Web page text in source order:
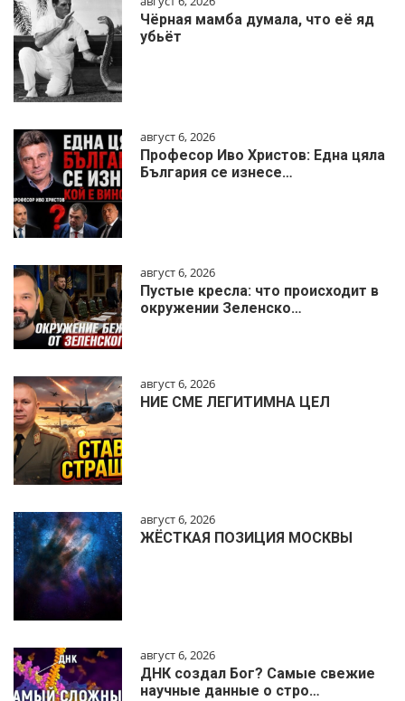
Чёрная мамба думала, что её яд
убьёт
август 6, 2026
Професор Иво Христов: Една цяла
България се изнесе…
август 6, 2026
Пустые кресла: что происходит в
окружении Зеленско…
август 6, 2026
НИЕ СМЕ ЛЕГИТИМНА ЦЕЛ
август 6, 2026
ЖЁСТКАЯ ПОЗИЦИЯ МОСКВЫ
август 6, 2026
ДНК создал Бог? Самые свежие
научные данные о стро…